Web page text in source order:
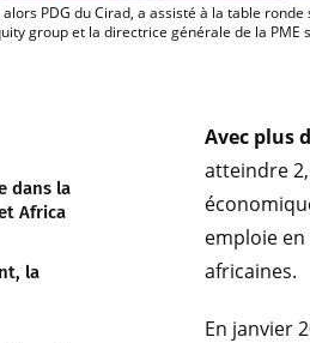
PDG du Cirad, a assisté à la table
group et la directrice générale de la
dans la
Africa
la
Avec plus
atteindre
emploie
africaines.
En janvier